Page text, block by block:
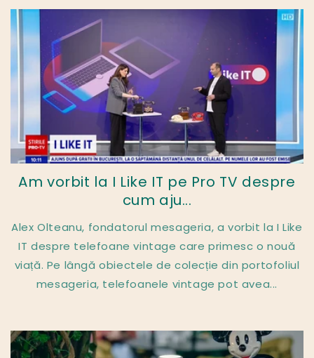
Am vorbit la I Like IT pe Pro TV despre
cum aju...
Alex Olteanu, fondatorul mesageria, a vorbit la I Like
IT despre telefoane vintage care primesc o nouă
viață. Pe lângă obiectele de colecție din portofoliul
mesageria, telefoanele vintage pot avea...